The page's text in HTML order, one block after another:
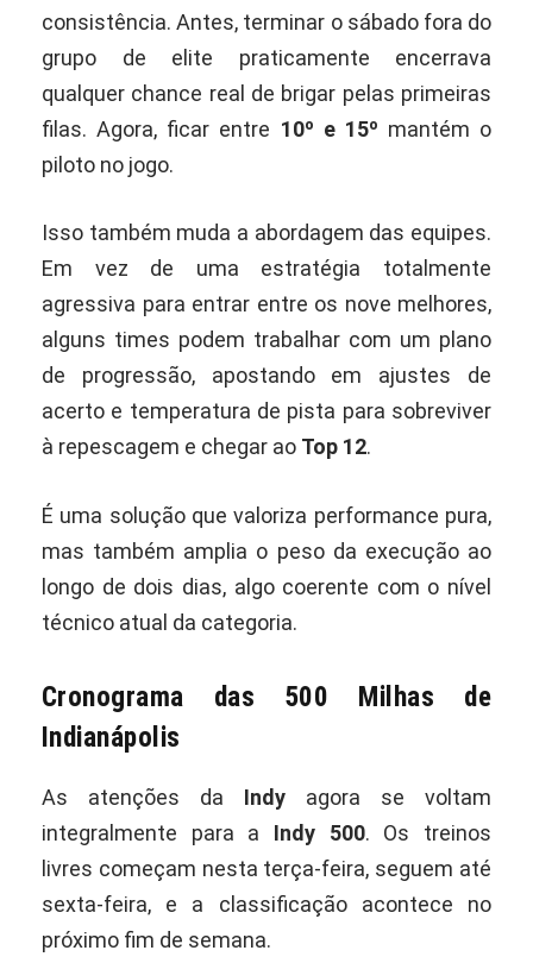
consistência. Antes, terminar o sábado fora do
grupo de elite praticamente encerrava
qualquer chance real de brigar pelas primeiras
filas. Agora, ficar entre 10º e 15º mantém o
piloto no jogo.
Isso também muda a abordagem das equipes.
Em vez de uma estratégia totalmente
agressiva para entrar entre os nove melhores,
alguns times podem trabalhar com um plano
de progressão, apostando em ajustes de
acerto e temperatura de pista para sobreviver
à repescagem e chegar ao Top 12.
É uma solução que valoriza performance pura,
mas também amplia o peso da execução ao
longo de dois dias, algo coerente com o nível
técnico atual da categoria.
Cronograma das 500 Milhas de
Indianápolis
As atenções da Indy agora se voltam
integralmente para a Indy 500. Os treinos
livres começam nesta terça-feira, seguem até
sexta-feira, e a classificação acontece no
próximo fim de semana.